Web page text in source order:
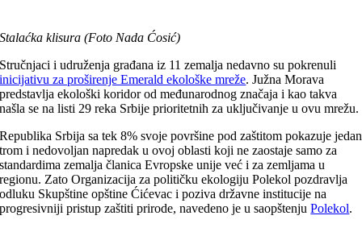
Stalaćka klisura (Foto Nada Ćosić)
Stručnjaci i udruženja građana iz 11 zemalja nedavno su pokrenuli
inicijativu za proširenje Emerald ekološke mreže. Južna Morava
predstavlja ekološki koridor od međunarodnog značaja i kao takva
našla se na listi 29 reka Srbije prioritetnih za uključivanje u ovu mrežu.
Republika Srbija sa tek 8% svoje površine pod zaštitom pokazuje jedan
trom i nedovoljan napredak u ovoj oblasti koji ne zaostaje samo za
standardima zemalja članica Evropske unije već i za zemljama u
regionu. Zato Organizacija za političku ekologiju Polekol pozdravlja
odluku Skupštine opštine Ćićevac i poziva državne institucije na
progresivniji pristup zaštiti prirode, navedeno je u saopštenjuPolekol.